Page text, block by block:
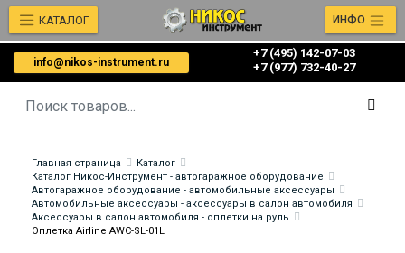
info@nikos-instrument.ru
+7 (495) 142-07-03
‎‎+7 (977) 732-40-27
КАТАЛОГ ИНФО
Главная страница
Каталог
Каталог Никос-Инструмент - автогаражное оборудование
Автогаражное оборудование - автомобильные аксессуары
Автомобильные аксессуары - аксессуары в салон автомобиля
Аксессуары в салон автомобиля - оплетки на руль
Оплетка Airline AWC-SL-01L